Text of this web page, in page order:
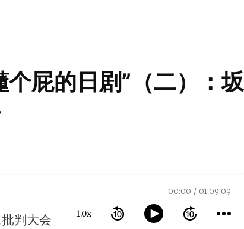
个屁的日剧”（二）：坂
会 1.0x
00:00 01:09:09